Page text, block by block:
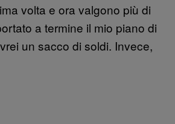
volta e ora valgono più di
a termine il mio piano di
un sacco di soldi. Invece,